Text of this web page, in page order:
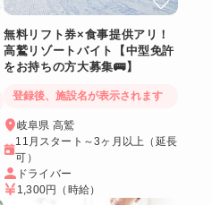
無料リフト券×食事提供アリ！
高鷲リゾートバイト【中型免許
をお持ちの方大募集🚌】
登録後、施設名が表示されます
岐阜県 高鷲
11月スタート～3ヶ月以上（延長
可）
ドライバー
1,300円 （時給）